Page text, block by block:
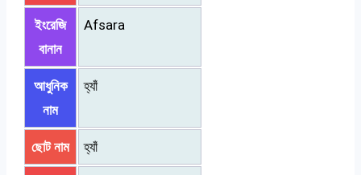
ইংরেজি
বানান
Afsara
আধুনিক
নাম
হ্যাঁ
ছোট নাম হ্যাঁ